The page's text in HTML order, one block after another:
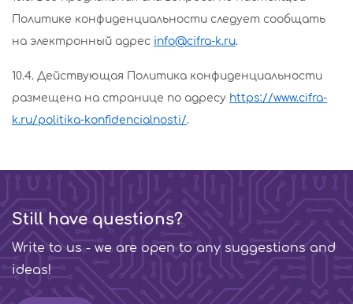
Политике конфиденциальности следует сообщать
на электронный адрес info@cifra-k.ru.
10.4. Действующая Политика конфиденциальности
размещена на странице по адресу https://www.cifra-
k.ru/politika-konfidencialnosti/.
Still have questions?
Write to us - we are open to any suggestions and
ideas!